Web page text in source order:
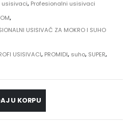
usisivaci, Profesionalni usisivaci
,
USISIVAČ ZA MOKRO I SUHO
USISIVACI, PROMIDI, suho, SUPER,
U KORPU